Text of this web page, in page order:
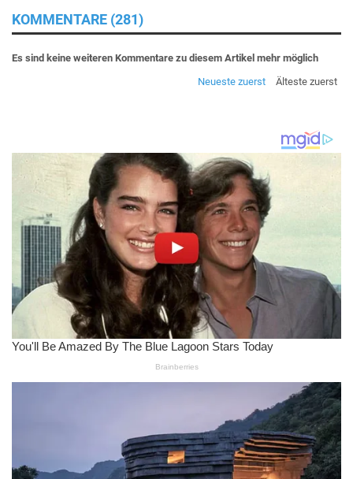
KOMMENTARE (281)
Es sind keine weiteren Kommentare zu diesem Artikel mehr möglich
Neueste zuerst
Älteste zuerst